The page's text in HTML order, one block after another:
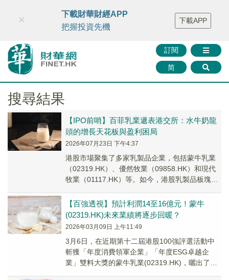
財華智庫網 FINTV FINMETA 財華證券 媒體矩陣
智庫沙龍
聯絡我們
訂閱
简
×
下載財華財經APP
把握投資先機
下載APP
搜尋結果
【IPO前哨】百菲乳業遞表港交所：水牛奶龍
頭的增長天花板與盈利困局
2026年07月23日 下午4:37
港股市場聚集了多家乳製品企業，包括蒙牛乳業
（02319.HK）、優然牧業（09858.HK）和現代
牧業（01117.HK）等。如今，港股乳製品板塊或
【百強透視】預計利潤14至16億元！蒙牛
(02319.HK)未來業績將逐步回暖？
2026年03月09日 上午11:49
3月6日，在近期第十二屆港股100強評選活動中
斬獲「年度消費領軍企業」「年度ESG卓越企
業」雙料大獎的蒙牛乳業(02319.HK)，曬出了